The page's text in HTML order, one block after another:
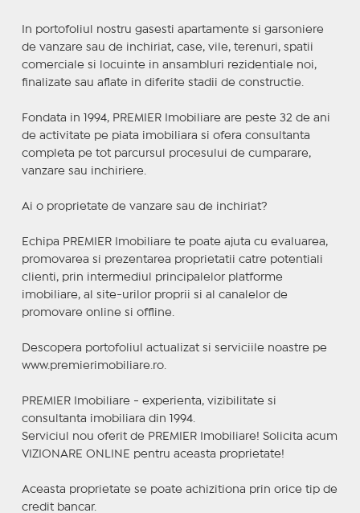
In portofoliul nostru gasesti apartamente si garsoniere
de vanzare sau de inchiriat, case, vile, terenuri, spatii
comerciale si locuinte in ansambluri rezidentiale noi,
finalizate sau aflate in diferite stadii de constructie.
Fondata in 1994, PREMIER Imobiliare are peste 32 de ani
de activitate pe piata imobiliara si ofera consultanta
completa pe tot parcursul procesului de cumparare,
vanzare sau inchiriere.
Ai o proprietate de vanzare sau de inchiriat?
Echipa PREMIER Imobiliare te poate ajuta cu evaluarea,
promovarea si prezentarea proprietatii catre potentiali
clienti, prin intermediul principalelor platforme
imobiliare, al site-urilor proprii si al canalelor de
promovare online si offline.
Descopera portofoliul actualizat si serviciile noastre pe
www.premierimobiliare.ro.
PREMIER Imobiliare - experienta, vizibilitate si
consultanta imobiliara din 1994.
Serviciul nou oferit de PREMIER Imobiliare! Solicita acum
VIZIONARE ONLINE pentru aceasta proprietate!
Aceasta proprietate se poate achizitiona prin orice tip de
credit bancar.